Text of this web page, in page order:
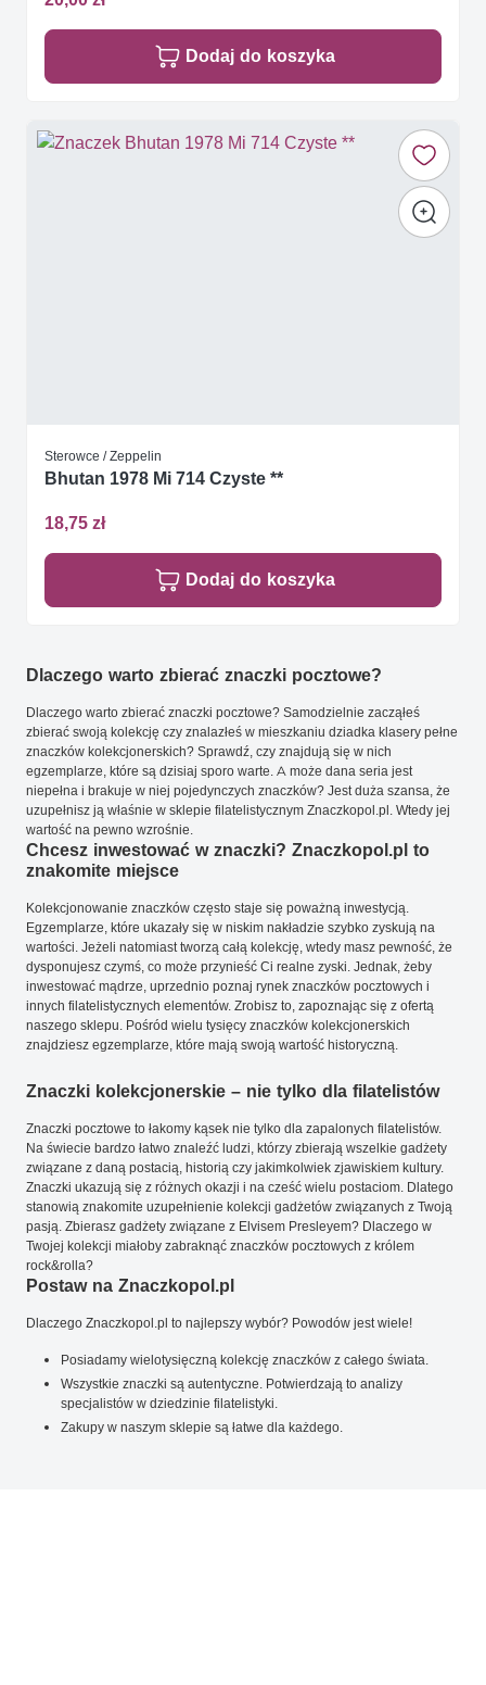
Dodaj do koszyka
Sterowce / Zeppelin
Bhutan 1978 Mi 714 Czyste **
18,75 zł
Dodaj do koszyka
Dlaczego warto zbierać znaczki pocztowe?
Dlaczego warto zbierać znaczki pocztowe? Samodzielnie zacząłeś
zbierać swoją kolekcję czy znalazłeś w mieszkaniu dziadka klasery pełne
znaczków kolekcjonerskich? Sprawdź, czy znajdują się w nich
egzemplarze, które są dzisiaj sporo warte. A może dana seria jest
niepełna i brakuje w niej pojedynczych znaczków? Jest duża szansa, że
uzupełnisz ją właśnie w sklepie filatelistycznym Znaczkopol.pl. Wtedy jej
wartość na pewno wzrośnie.
Chcesz inwestować w znaczki? Znaczkopol.pl to
znakomite miejsce
Kolekcjonowanie znaczków często staje się poważną inwestycją.
Egzemplarze, które ukazały się w niskim nakładzie szybko zyskują na
wartości. Jeżeli natomiast tworzą całą kolekcję, wtedy masz pewność, że
dysponujesz czymś, co może przynieść Ci realne zyski. Jednak, żeby
inwestować mądrze, uprzednio poznaj rynek znaczków pocztowych i
innych filatelistycznych elementów. Zrobisz to, zapoznając się z ofertą
naszego sklepu. Pośród wielu tysięcy znaczków kolekcjonerskich
znajdziesz egzemplarze, które mają swoją wartość historyczną.
Znaczki kolekcjonerskie – nie tylko dla filatelistów
Znaczki pocztowe to łakomy kąsek nie tylko dla zapalonych filatelistów.
Na świecie bardzo łatwo znaleźć ludzi, którzy zbierają wszelkie gadżety
związane z daną postacią, historią czy jakimkolwiek zjawiskiem kultury.
Znaczki ukazują się z różnych okazji i na cześć wielu postaciom. Dlatego
stanowią znakomite uzupełnienie kolekcji gadżetów związanych z Twoją
pasją. Zbierasz gadżety związane z Elvisem Presleyem? Dlaczego w
Twojej kolekcji miałoby zabraknąć znaczków pocztowych z królem
rock&rolla?
Postaw na Znaczkopol.pl
Dlaczego Znaczkopol.pl to najlepszy wybór? Powodów jest wiele!
Posiadamy wielotysięczną kolekcję znaczków z całego świata.
Wszystkie znaczki są autentyczne. Potwierdzają to analizy
specjalistów w dziedzinie filatelistyki.
Zakupy w naszym sklepie są łatwe dla każdego.